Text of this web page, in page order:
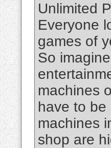
Unlimited
Everyone
games of
So
machines
have to
machines
shop are